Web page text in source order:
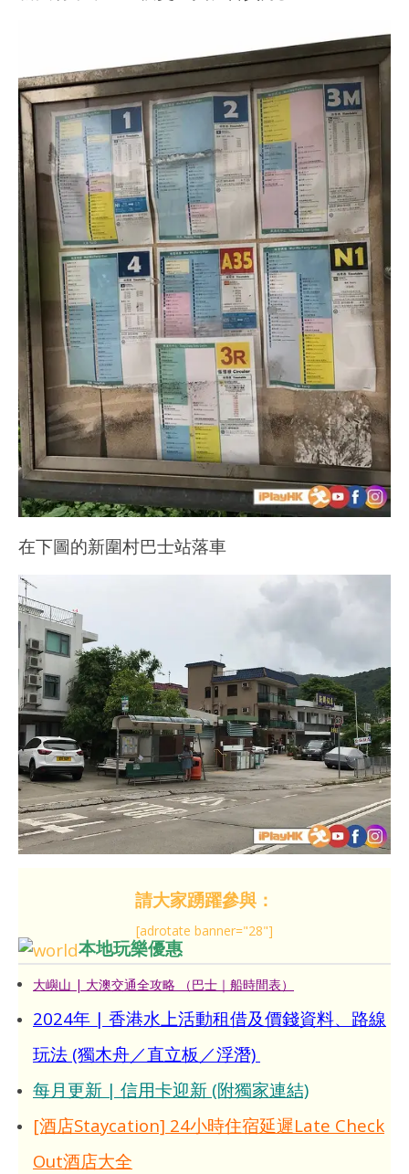
在下圖的新圍村巴士站落車
請大家踴躍參與：
[adrotate banner="28"]
本地玩樂優惠
大嶼山 | 大澳交通全攻略 （巴士｜船時間表）
2024年 | 香港水上活動租借及價錢資料、路線
玩法 (獨木舟／直立板／浮潛)
每月更新 | 信用卡迎新 (附獨家連結)
[酒店Staycation] 24小時住宿延遲Late Check
Out酒店大全